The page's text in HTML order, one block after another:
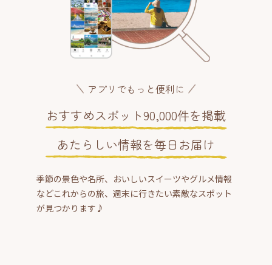
アプリでもっと便利に
おすすめスポット90,000件を掲載
あたらしい情報を毎日お届け
季節の景色や名所、おいしいスイーツやグルメ情報
などこれからの旅、週末に行きたい素敵なスポット
が見つかります♪